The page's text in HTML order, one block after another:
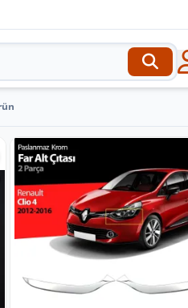
ve tuning